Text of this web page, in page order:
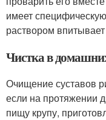
имеет
раствором
Чистка в
Очищение суставов
если на протяжении
пищу крупу,